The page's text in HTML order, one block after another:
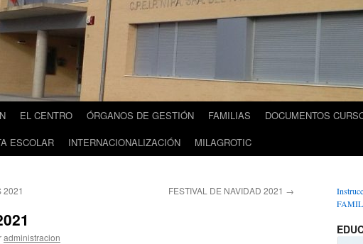
EL CENTRO ÓRGANOS DE GESTIÓN FAMILIAS DOCUMENTOS
ESCOLAR INTERNACIONALIZACIÓN MILAGROTIC
2021 FESTIVAL DE NAVIDAD 2021 →
administracion